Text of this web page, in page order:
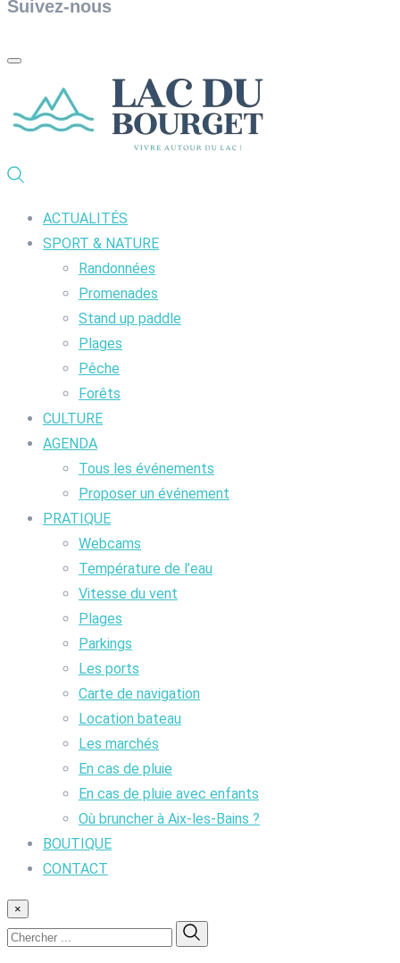
Suivez-nous
ACTUALITÉS
SPORT & NATURE
Randonnées
Promenades
Stand up paddle
Plages
Pêche
Forêts
CULTURE
AGENDA
Tous les événements
Proposer un événement
PRATIQUE
Webcams
Température de l’eau
Vitesse du vent
Plages
Parkings
Les ports
Carte de navigation
Location bateau
Les marchés
En cas de pluie
En cas de pluie avec enfants
Où bruncher à Aix-les-Bains ?
BOUTIQUE
CONTACT
×